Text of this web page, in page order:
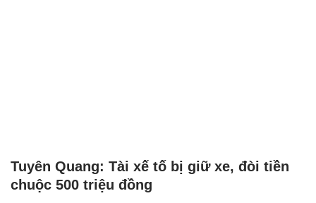
Tuyên Quang: Tài xế tố bị giữ xe, đòi tiền
chuộc 500 triệu đồng